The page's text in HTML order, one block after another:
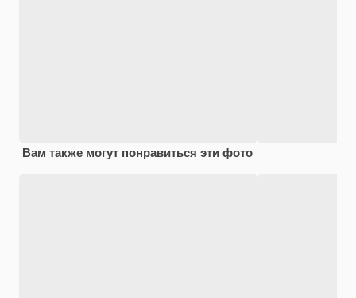
Вам также могут понравиться эти фото